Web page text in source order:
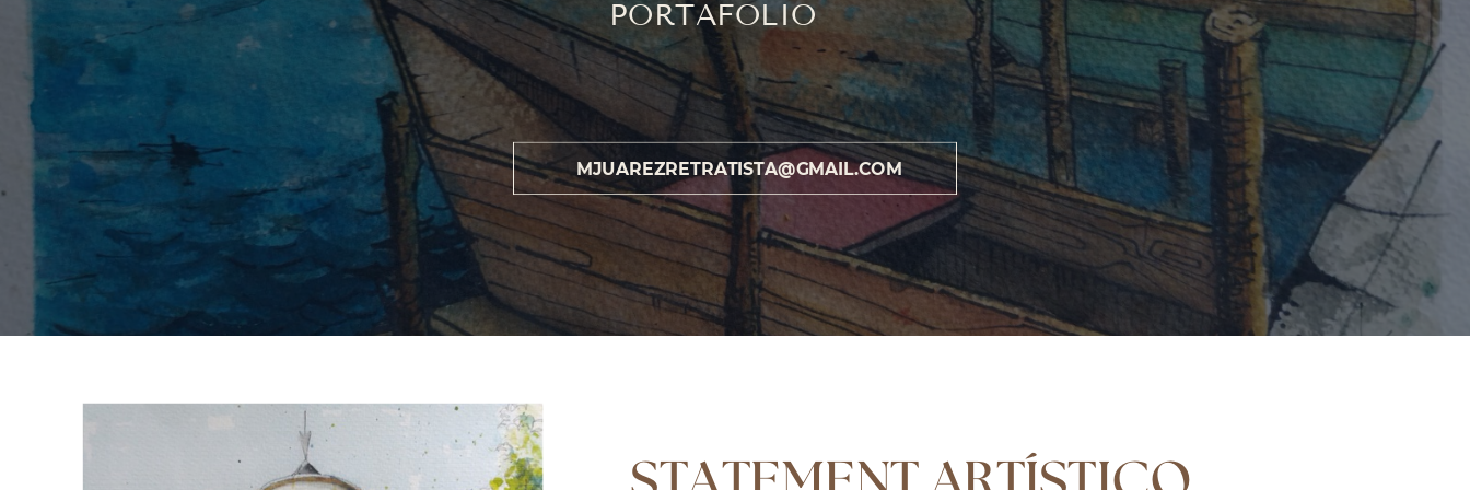
PORTAFOLIO
MJUAREZRETRATISTA@GMAIL.COM